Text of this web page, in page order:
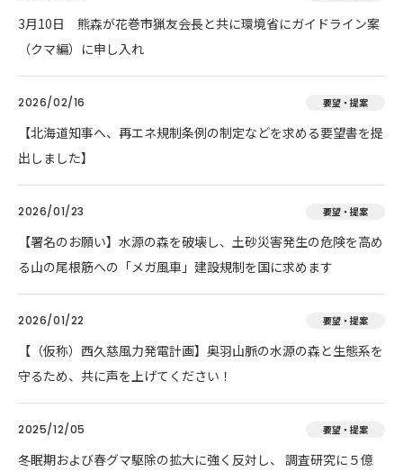
3月10日 熊森が花巻市猟友会長と共に環境省にガイドライン案
（クマ編）に申し入れ
2026/02/16 要望・提案
【北海道知事へ、再エネ規制条例の制定などを求める要望書を提
出しました】
2026/01/23 要望・提案
【署名のお願い】水源の森を破壊し、土砂災害発生の危険を高め
る山の尾根筋への「メガ風車」建設規制を国に求めます
2026/01/22 要望・提案
【（仮称）西久慈風力発電計画】奥羽山脈の水源の森と生態系を
守るため、共に声を上げてください！
2025/12/05 要望・提案
冬眠期および春グマ駆除の拡大に強く反対し、 調査研究に５億